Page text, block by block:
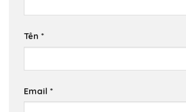
Tên *
Email *